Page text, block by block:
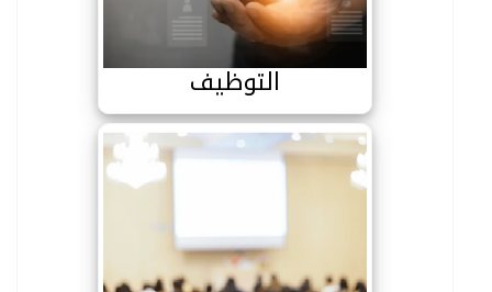
التوظيف
الملتقيات